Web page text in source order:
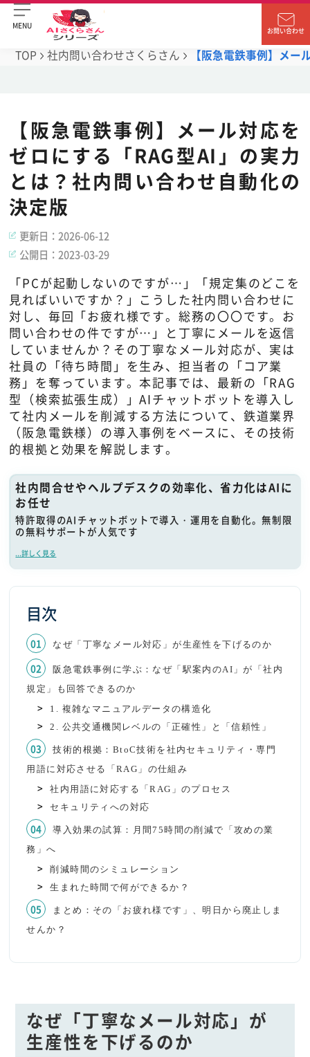
MENU
お問い合わせ
TOP 社内問い合わせさくらさん 【阪急電鉄事例】メ
【阪急電鉄事例】メール対応を
ゼロにする「RAG型AI」の実力
とは？社内問い合わせ自動化の
決定版
更新日：2026-06-12
公開日：2023-03-29
「PCが起動しないのですが…」「規定集のどこを
見ればいいですか？」こうした社内問い合わせに
対し、毎回「お疲れ様です。総務の〇〇です。お
問い合わせの件ですが…」と丁寧にメールを返信
していませんか？その丁寧なメール対応が、実は
社員の「待ち時間」を生み、担当者の「コア業
務」を奪っています。本記事では、最新の「RAG
型（検索拡張生成）」AIチャットボットを導入し
て社内メールを削減する方法について、鉄道業界
（阪急電鉄様）の導入事例をベースに、その技術
的根拠と効果を解説します。
社内問合せやヘルプデスクの効率化、省力化はAIに
お任せ
特許取得のAIチャットボットで導入・運用を自動化。無制限
の無料サポートが人気です
...詳しく見る
目次
なぜ「丁寧なメール対応」が生産性を下げるのか
阪急電鉄事例に学ぶ：なぜ「駅案内のAI」が「社内
規定」も回答できるのか
1. 複雑なマニュアルデータの構造化
2. 公共交通機関レベルの「正確性」と「信頼性」
技術的根拠：BtoC技術を社内セキュリティ・専門
用語に対応させる「RAG」の仕組み
社内用語に対応する「RAG」のプロセス
セキュリティへの対応
導入効果の試算：月間75時間の削減で「攻めの業
務」へ
削減時間のシミュレーション
生まれた時間で何ができるか？
まとめ：その「お疲れ様です」、明日から廃止しま
せんか？
なぜ「丁寧なメール対応」が
生産性を下げるのか